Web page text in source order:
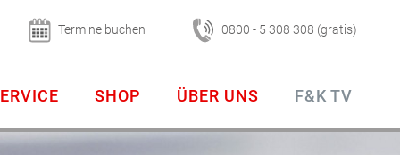
Termine buchen 0800 - 5 308 308 (gratis)
SHOP ÜBER UNS F&K TV